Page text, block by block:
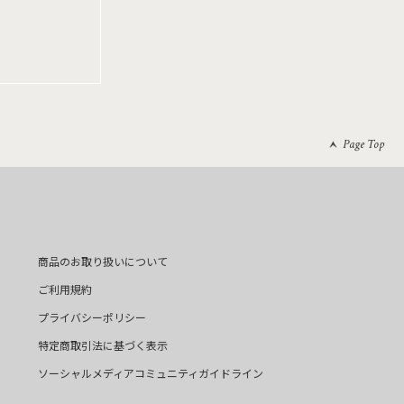
Page Top
商品のお取り扱いについて
ご利用規約
プライバシーポリシー
特定商取引法に基づく表示
ソーシャルメディアコミュニティガイドライン